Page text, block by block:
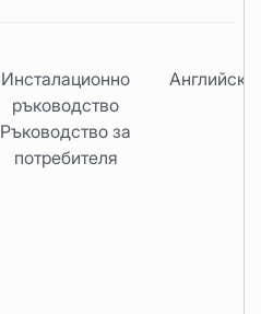
Инсталационно
ръководство
Ръководство за
потребителя
Английски